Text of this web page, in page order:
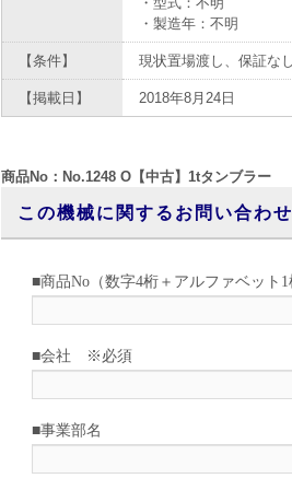
・製造年：不明
【条件】 現状置場渡し、保証な
【掲載日】 2018年8月24日
商品No：No.1248 O【中古】1tタンブラー
この機械に関するお問い合わせ